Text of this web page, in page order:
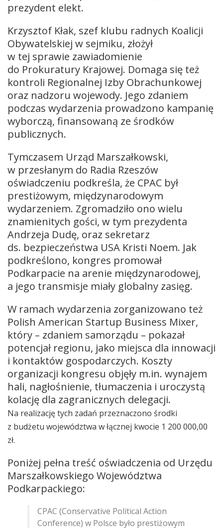
prezydent elekt.
Krzysztof Kłak, szef klubu radnych Koalicji
Obywatelskiej w sejmiku, złożył
w tej sprawie zawiadomienie
do Prokuratury Krajowej. Domaga się też
kontroli Regionalnej Izby Obrachunkowej
oraz nadzoru wojewody. Jego zdaniem
podczas wydarzenia prowadzono kampanię
wyborczą, finansowaną ze środków
publicznych.
Tymczasem Urząd Marszałkowski,
w przesłanym do Radia Rzeszów
oświadczeniu podkreśla, że CPAC był
prestiżowym, międzynarodowym
wydarzeniem. Zgromadziło ono wielu
znamienitych gości, w tym prezydenta
Andrzeja Dudę, oraz sekretarz
ds. bezpieczeństwa USA Kristi Noem. Jak
podkreślono, kongres promował
Podkarpacie na arenie międzynarodowej,
a jego transmisje miały globalny zasięg.
W ramach wydarzenia zorganizowano też
Polish American Startup Business Mixer,
który – zdaniem samorządu – pokazał
potencjał regionu, jako miejsca dla innowacji
i kontaktów gospodarczych. Koszty
organizacji kongresu objęły m.in. wynajem
hali, nagłośnienie, tłumaczenia i uroczystą
kolację dla zagranicznych delegacji.
Na realizację tych zadań przeznaczono środki
z budżetu województwa w łącznej kwocie 1 200 000,00
zł.
Poniżej pełna treść oświadczenia od Urzędu
Marszałkowskiego Województwa
Podkarpackiego:
CPAC (Conservative Political Action
Conference) w Polsce było prestiżowym